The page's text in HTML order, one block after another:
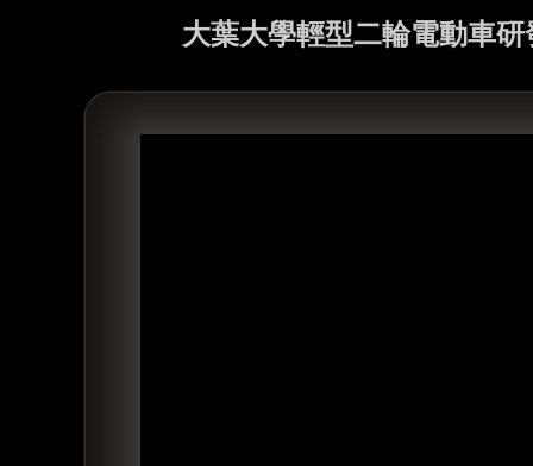
大葉大學輕型二輪電動車